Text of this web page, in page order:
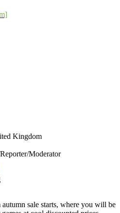
Kingdom
Moderator
sale starts, where you will be